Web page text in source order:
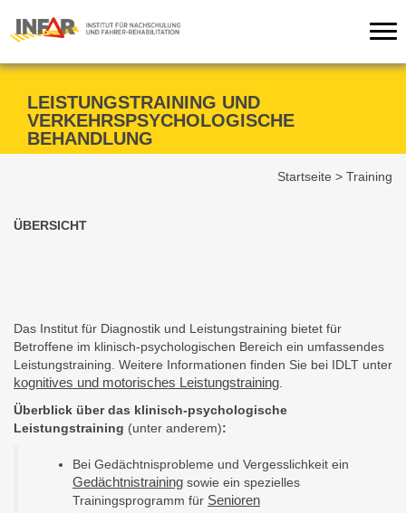
LEISTUNGSTRAINING UND
VERKEHRSPSYCHOLOGISCHE
BEHANDLUNG
Startseite > Training
ÜBERSICHT
Das Institut für Diagnostik und Leistungstraining bietet für
Betroffene im klinisch-psychologischen Bereich ein umfassendes
Leistungstraining. Weitere Informationen finden Sie bei IDLT unter
kognitives und motorisches Leistungstraining
Überblick über das klinisch-psychologische
Leistungstraining (unter anderem):
Bei Gedächtnisprobleme und Vergesslichkeit ein
Gedächtnistraining sowie ein spezielles
Trainingsprogramm für Senioren